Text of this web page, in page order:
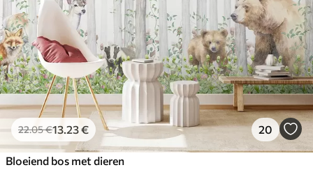
22.05€13 .23€ 20
Bloeiend bos met dieren